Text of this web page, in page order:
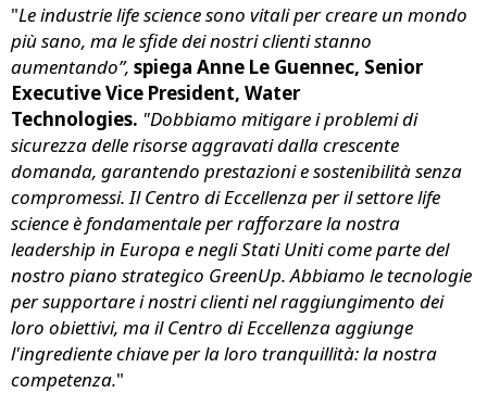
"Le industrie life science sono vitali per creare un mondo
più sano, ma le sfide dei nostri clienti stanno
aumentando”, spiega Anne Le Guennec, Senior
Executive Vice President, Water
Technologies. "Dobbiamo mitigare i problemi di
sicurezza delle risorse aggravati dalla crescente
domanda, garantendo prestazioni e sostenibilità senza
compromessi. Il Centro di Eccellenza per il settore life
science è fondamentale per rafforzare la nostra
leadership in Europa e negli Stati Uniti come parte del
nostro piano strategico GreenUp. Abbiamo le tecnologie
per supportare i nostri clienti nel raggiungimento dei
loro obiettivi, ma il Centro di Eccellenza aggiunge
l'ingrediente chiave per la loro tranquillità: la nostra
competenza."